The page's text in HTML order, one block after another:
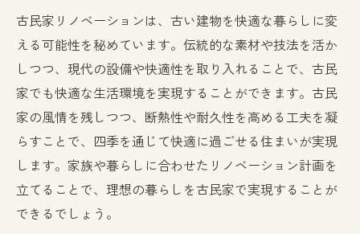
古民家リノベーションは、古い建物を快適な暮らしに変
える可能性を秘めています。伝統的な素材や技法を活か
しつつ、現代の設備や快適性を取り入れることで、古民
家でも快適な生活環境を実現することができます。古民
家の風情を残しつつ、断熱性や耐久性を高める工夫を凝
らすことで、四季を通じて快適に過ごせる住まいが実現
します。家族や暮らしに合わせたリノベーション計画を
立てることで、理想の暮らしを古民家で実現することが
できるでしょう。